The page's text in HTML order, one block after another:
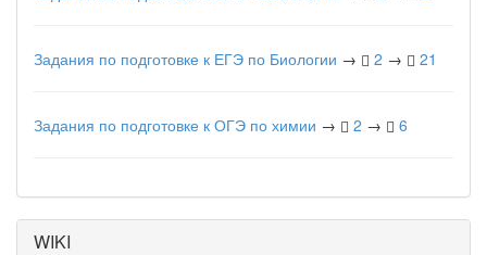
Задания по подготовке к ЕГЭ по Биологии → 2 → 21
Задания по подготовке к ОГЭ по химии → 2 → 6
WIKI